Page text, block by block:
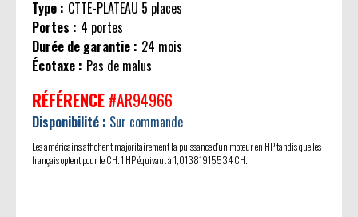
Type : CTTE-PLATEAU 5 places
Portes : 4 portes
Durée de garantie : 24 mois
Écotaxe : Pas de malus
RÉFÉRENCE #AR94966
Disponibilité : Sur commande
Les américains affichent majoritairement la puissance d'un moteur en HP tandis que les
français optent pour le CH. 1 HP équivaut à 1,01381915534 CH.